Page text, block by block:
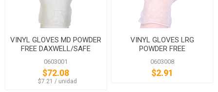
VINYL GLOVES MD POWDER
FREE DAXWELL/SAFE
HEALTH
0603001
$72.08
‏‏‎ ‎‏‏‎ ‎$7.21 / unidad
VINYL GLOVES LRG
POWDER FREE
DAXWELL/ANCHOR
0603008
$2.91